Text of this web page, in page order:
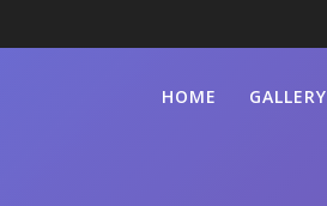
HOME GALLERY